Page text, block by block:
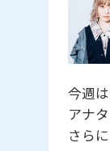
今週
アナ
さら